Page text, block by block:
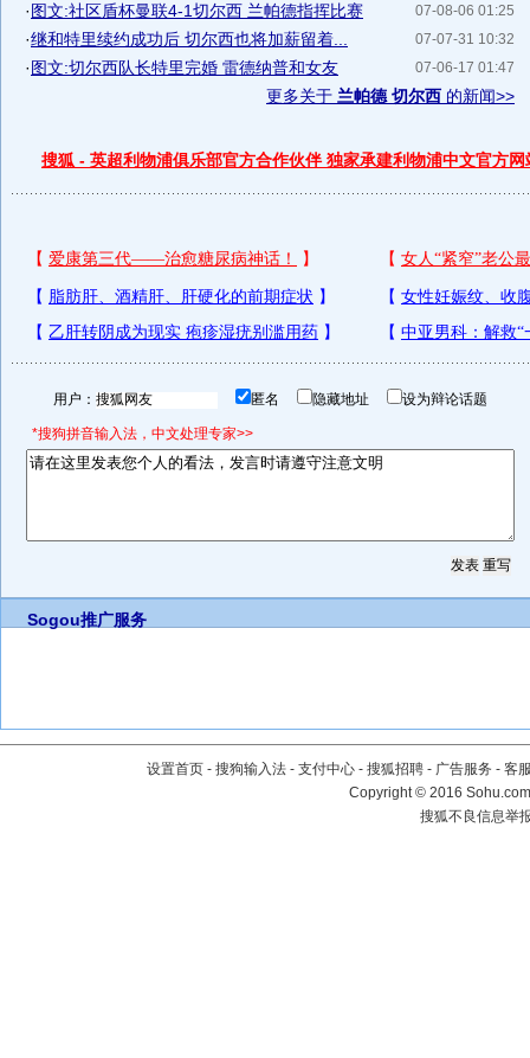
07-08-06 01:25
·图文:社区盾杯曼联4-1切尔西 兰帕德指挥比赛
07-07-31 10:32
·继和特里续约成功后 切尔西也将加薪留着...
07-06-17 01:47
·图文:切尔西队长特里完婚 雷德纳普和女友
更多关于 兰帕德 切尔西 的新闻>>
搜狐 - 英超利物浦俱乐部官方合作伙伴 独家承建利物浦中文官方网
用户： 匿名 隐藏地址 设为辩论话题
*搜狗拼音输入法，中文处理专家>>
Sogou推广服务
设置首页 - 搜狗输入法 - 支付中心 - 搜狐招聘 - 广告服务 - 客
Copyright©2016
搜狐不良信息举